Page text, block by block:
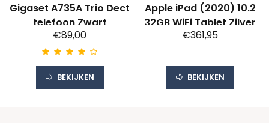
Gigaset A735A Trio Dect
telefoon Zwart
€89,00
BEKIJKEN
Apple iPad (2020) 10.2
32GB WiFi Tablet Zilver
€361,95
BEKIJKEN